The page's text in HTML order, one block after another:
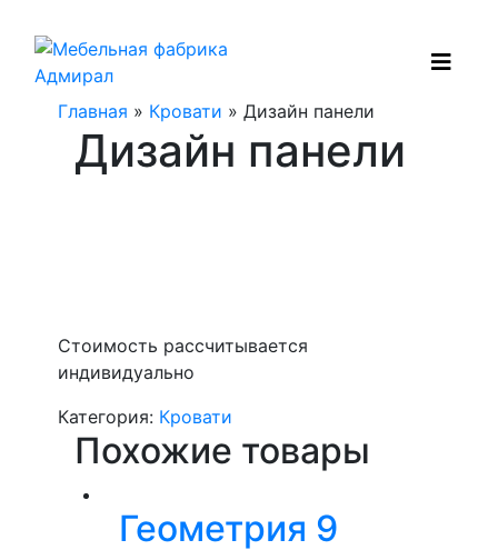
Главная » Кровати » Дизайн панели
Дизайн панели
Стоимость рассчитывается
индивидуально
Категория: Кровати
Похожие товары
Геометрия 9